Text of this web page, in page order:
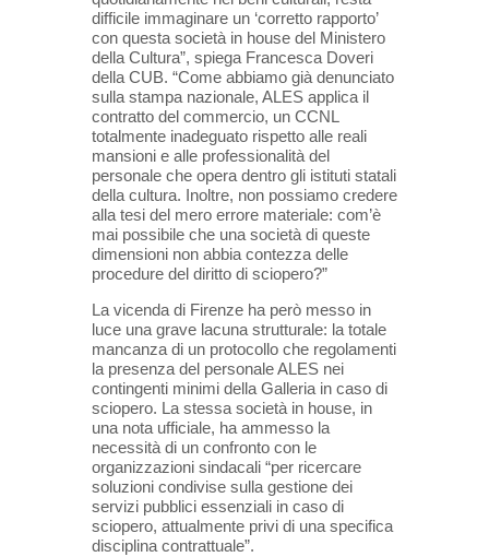
difficile immaginare un ‘corretto rapporto’
con questa società in house del Ministero
della Cultura”, spiega Francesca Doveri
della CUB. “Come abbiamo già denunciato
sulla stampa nazionale, ALES applica il
contratto del commercio, un CCNL
totalmente inadeguato rispetto alle reali
mansioni e alle professionalità del
personale che opera dentro gli istituti statali
della cultura. Inoltre, non possiamo credere
alla tesi del mero errore materiale: com’è
mai possibile che una società di queste
dimensioni non abbia contezza delle
procedure del diritto di sciopero?”
La vicenda di Firenze ha però messo in
luce una grave lacuna strutturale: la totale
mancanza di un protocollo che regolamenti
la presenza del personale ALES nei
contingenti minimi della Galleria in caso di
sciopero. La stessa società in house, in
una nota ufficiale, ha ammesso la
necessità di un confronto con le
organizzazioni sindacali “per ricercare
soluzioni condivise sulla gestione dei
servizi pubblici essenziali in caso di
sciopero, attualmente privi di una specifica
disciplina contrattuale”.